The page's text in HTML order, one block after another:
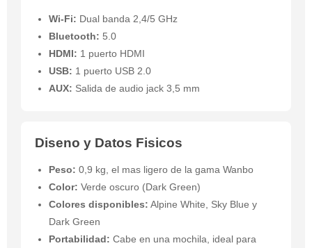
Wi-Fi: Dual banda 2,4/5 GHz
Bluetooth: 5.0
HDMI: 1 puerto HDMI
USB: 1 puerto USB 2.0
AUX: Salida de audio jack 3,5 mm
Diseno y Datos Fisicos
Peso: 0,9 kg, el mas ligero de la gama Wanbo
Color: Verde oscuro (Dark Green)
Colores disponibles: Alpine White, Sky Blue y
Dark Green
Portabilidad: Cabe en una mochila, ideal para